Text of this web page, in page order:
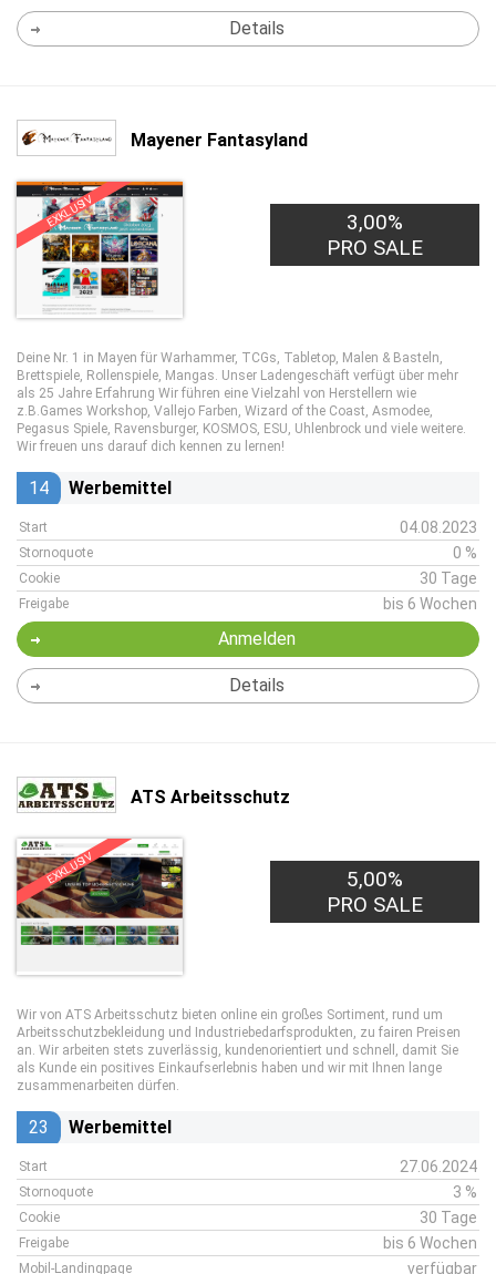
Details
Mayener Fantasyland
EXKLUSIV
3,00%
PRO SALE
Deine Nr. 1 in Mayen für Warhammer, TCGs, Tabletop, Malen & Basteln,
Brettspiele, Rollenspiele, Mangas. Unser Ladengeschäft verfügt über mehr
als 25 Jahre Erfahrung Wir führen eine Vielzahl von Herstellern wie
z.B.Games Workshop, Vallejo Farben, Wizard of the Coast, Asmodee,
Pegasus Spiele, Ravensburger, KOSMOS, ESU, Uhlenbrock und viele weitere.
Wir freuen uns darauf dich kennen zu lernen!
14 Werbemittel
Start 04.08.2023
Stornoquote 0 %
Cookie 30 Tage
Freigabe bis 6 Wochen
Anmelden
Details
ATS Arbeitsschutz
EXKLUSIV
5,00%
PRO SALE
Wir von ATS Arbeitsschutz bieten online ein großes Sortiment, rund um
Arbeitsschutzbekleidung und Industriebedarfsprodukten, zu fairen Preisen
an. Wir arbeiten stets zuverlässig, kundenorientiert und schnell, damit Sie
als Kunde ein positives Einkaufserlebnis haben und wir mit Ihnen lange
zusammenarbeiten dürfen.
23 Werbemittel
Start 27.06.2024
Stornoquote 3 %
Cookie 30 Tage
Freigabe bis 6 Wochen
Mobil-Landingpage verfügbar